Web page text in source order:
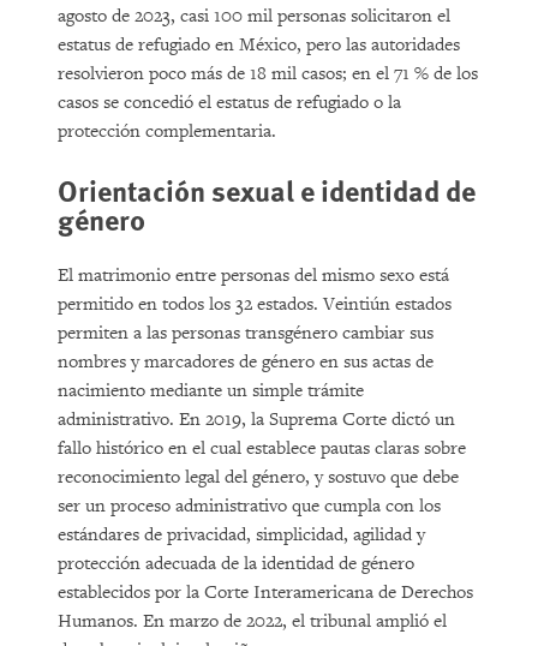
agosto de 2023, casi 100 mil personas solicitaron el
estatus de refugiado en México, pero las autoridades
resolvieron poco más de 18 mil casos; en el 71 % de los
casos se concedió el estatus de refugiado o la
protección complementaria.
Orientación sexual e identidad de
género
El matrimonio entre personas del mismo sexo está
permitido en todos los 32 estados. Veintiún estados
permiten a las personas transgénero cambiar sus
nombres y marcadores de género en sus actas de
nacimiento mediante un simple trámite
administrativo. En 2019, la Suprema Corte dictó un
fallo histórico en el cual establece pautas claras sobre
reconocimiento legal del género, y sostuvo que debe
ser un proceso administrativo que cumpla con los
estándares de privacidad, simplicidad, agilidad y
protección adecuada de la identidad de género
establecidos por la Corte Interamericana de Derechos
Humanos. En marzo de 2022, el tribunal amplió el